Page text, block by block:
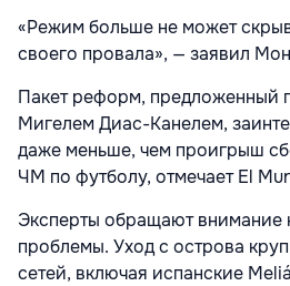
«Режим больше не может
своего провала», — заявил
Пакет реформ, предложенный
Мигелем Диас-Канелем,
даже меньше, чем проигрыш
ЧМ по футболу, отмечает El
Эксперты обращают внимание
проблемы. Уход с острова
сетей, включая испанские